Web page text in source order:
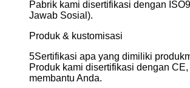
Pabrik kami disertifikasi dengan
Jawab Sosial).
Produk & kustomisasi
5Sertifikasi apa yang dimiliki
Produk kami disertifikasi dengan
membantu Anda.